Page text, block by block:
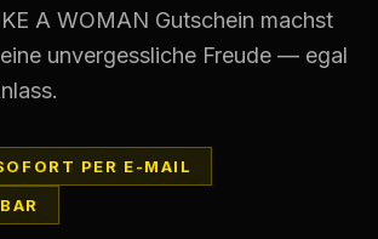
A WOMAN Gutschein machst
unvergessliche Freude — egal
PER E-MAIL